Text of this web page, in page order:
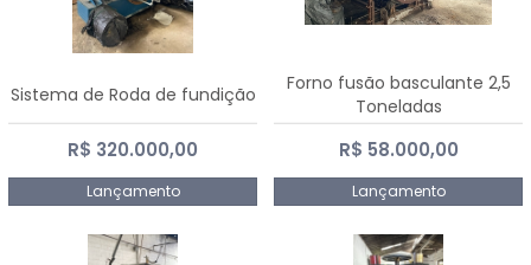
Sistema de Roda de fundição
R$ 320.000,00
Lançamento
Forno fusão basculante 2,5
Toneladas
R$ 58.000,00
Lançamento